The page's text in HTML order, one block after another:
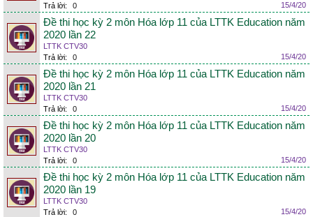
Trả lời:
0 15/4/20
Đề thi học kỳ 2 môn Hóa lớp 11 của LTTK Education năm
2020 lần 22
LTTK CTV30
Trả lời:
0 15/4/20
Đề thi học kỳ 2 môn Hóa lớp 11 của LTTK Education năm
2020 lần 21
LTTK CTV30
Trả lời:
0 15/4/20
Đề thi học kỳ 2 môn Hóa lớp 11 của LTTK Education năm
2020 lần 20
LTTK CTV30
Trả lời:
0 15/4/20
Đề thi học kỳ 2 môn Hóa lớp 11 của LTTK Education năm
2020 lần 19
LTTK CTV30
Trả lời:
0 15/4/20